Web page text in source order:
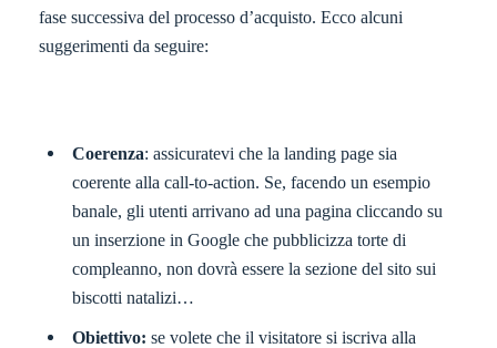
fase successiva del processo d’acquisto. Ecco alcuni
suggerimenti da seguire:
Coerenza: assicuratevi che la landing page sia
coerente alla call-to-action. Se, facendo un esempio
banale, gli utenti arrivano ad una pagina cliccando su
un inserzione in Google che pubblicizza torte di
compleanno, non dovrà essere la sezione del sito sui
biscotti natalizi…
Obiettivo: se volete che il visitatore si iscriva alla